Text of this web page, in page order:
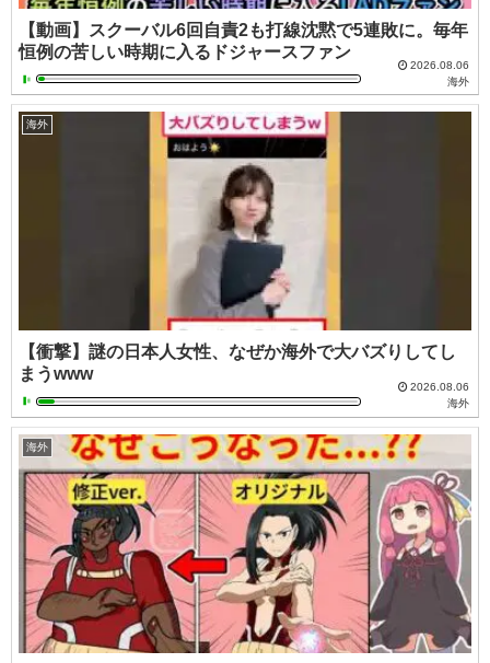
【動画】スクーバル6回自責2も打線沈黙で5連敗に。毎年
恒例の苦しい時期に入るドジャースファン
2026.08.06
海外
海外
【衝撃】謎の日本人女性、なぜか海外で大バズりしてし
まうwww
2026.08.06
海外
海外